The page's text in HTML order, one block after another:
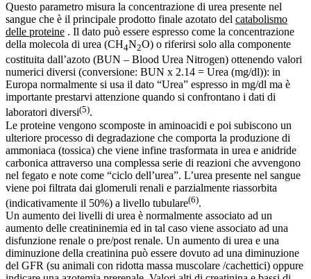
Questo parametro misura la concentrazione di urea presente nel
sangue che è il principale prodotto finale azotato del catabolismo
delle proteine . Il dato può essere espresso come la concentrazione
della molecola di urea (CH4N2O) o riferirsi solo alla componente
costituita dall’azoto (BUN – Blood Urea Nitrogen) ottenendo valori
numerici diversi (conversione: BUN x 2.14 = Urea (mg/dl)): in
Europa normalmente si usa il dato “Urea” espresso in mg/dl ma è
importante prestarvi attenzione quando si confrontano i dati di
laboratori diversi(5).
Le proteine vengono scomposte in aminoacidi e poi subiscono un
ulteriore processo di degradazione che comporta la produzione di
ammoniaca (tossica) che viene infine trasformata in urea e anidride
carbonica attraverso una complessa serie di reazioni che avvengono
nel fegato e note come “ciclo dell’urea”. L’urea presente nel sangue
viene poi filtrata dai glomeruli renali e parzialmente riassorbita
(indicativamente il 50%) a livello tubulare(6).
Un aumento dei livelli di urea è normalmente associato ad un
aumento delle creatininemia ed in tal caso viene associato ad una
disfunzione renale o pre/post renale. Un aumento di urea e una
diminuzione della creatinina può essere dovuto ad una diminuzione
del GFR (su animali con ridotta massa muscolare /cachettici) oppure